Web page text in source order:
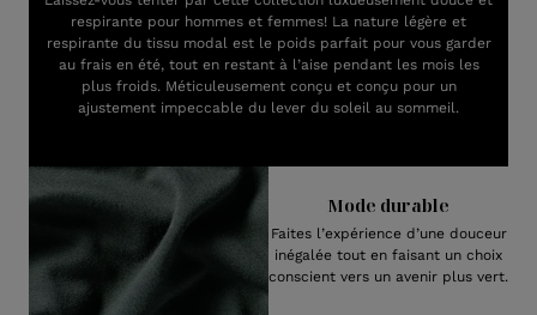
respirante pour hommes et femmes! La nature légère et
respirante du tissu modal est le poids parfait pour vous garder
au frais en été, tout en restant à l’aise pendant les mois les
plus froids. Méticuleusement conçu et conçu pour un
ajustement impeccable du lever du soleil au sommeil.
Mode durable
Faites l’expérience d’une douceur
inégalée tout en faisant un choix
conscient vers un avenir plus vert.